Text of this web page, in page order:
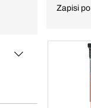
Zapisi